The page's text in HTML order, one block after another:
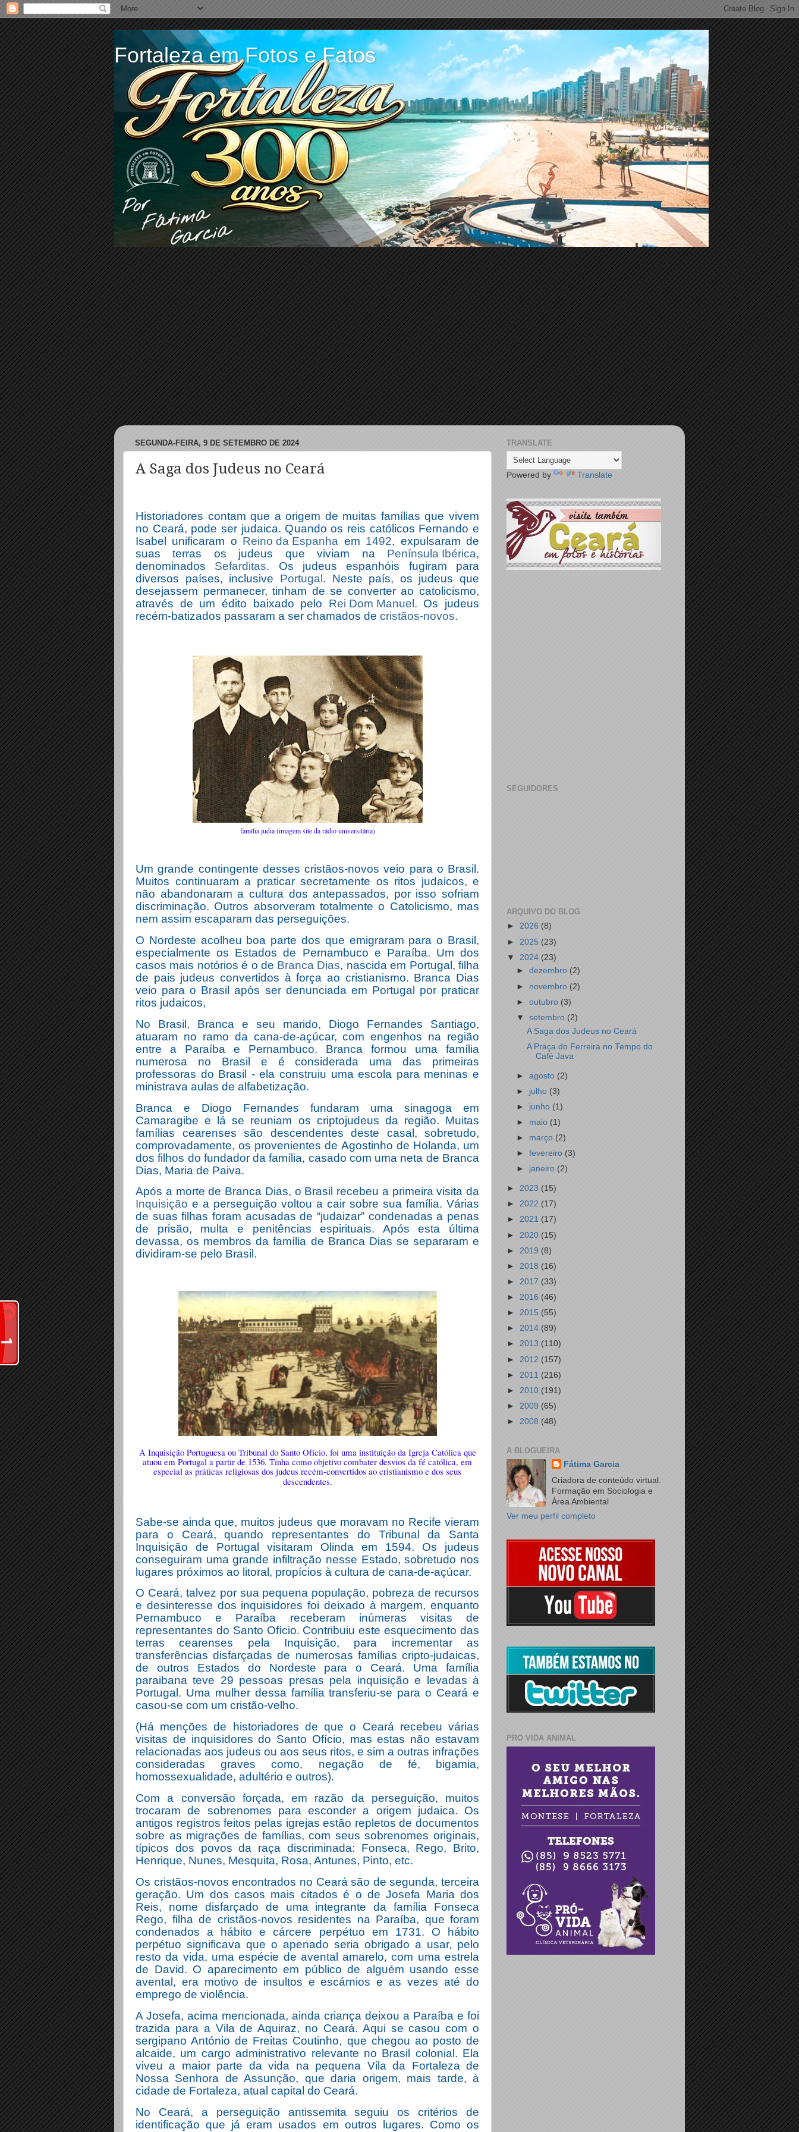
Fortaleza em Fotos e Fatos
SEGUNDA-FEIRA, 9 DE SETEMBRO DE 2024
A Saga dos Judeus no Ceará
Historiadores contam que a origem de muitas famílias que vivem
no Ceará, pode ser judaica. Quando os reis católicos Fernando e
Isabel unificaram o Reino da Espanha em 1492, expulsaram de
suas terras os judeus que viviam na Península Ibérica,
denominados Sefarditas. Os judeus espanhóis fugiram para
diversos países, inclusive Portugal . Neste país, os judeus que
desejassem permanecer, tinham de se converter ao catolicismo,
através de um édito baixado pelo Rei Dom Manuel . Os judeus
recém-batizados passaram a ser chamados de cristãos-novos.
família judia (imagem site da rádio universitária)
Um grande contingente desses cristãos-novos veio para o Brasil.
Muitos continuaram a praticar secretamente os ritos judaicos, e
não abandonaram a cultura dos antepassados, por isso sofriam
discriminação. Outros absorveram totalmente o Catolicismo, mas
nem assim escaparam das perseguições.
O Nordeste acolheu boa parte dos que emigraram para o Brasil,
especialmente os Estados de Pernambuco e Paraíba. Um dos
casos mais notórios é o de Branca Dias, nascida em Portugal, filha
de pais judeus convertidos à força ao cristianismo. Branca Dias
veio para o Brasil após ser denunciada em Portugal por praticar
ritos judaicos,
No Brasil, Branca e seu marido, Diogo Fernandes Santiago,
atuaram no ramo da cana-de-açúcar, com engenhos na região
entre a Paraíba e Pernambuco. Branca formou uma família
numerosa no Brasil e é considerada uma das primeiras
professoras do Brasil - ela construiu uma escola para meninas e
ministrava aulas de alfabetização.
Branca e Diogo Fernandes fundaram uma sinagoga em
Camaragibe e lá se reuniam os criptojudeus da região. Muitas
famílias cearenses são descendentes deste casal, sobretudo,
comprovadamente, os provenientes de Agostinho de Holanda, um
dos filhos do fundador da família, casado com uma neta de Branca
Dias, Maria de Paiva.
Após a morte de Branca Dias, o Brasil recebeu a primeira visita da
Inquisição e a perseguição voltou a cair sobre sua família. Várias
de suas filhas foram acusadas de “judaizar” condenadas a penas
de prisão, multa e penitências espirituais. Após esta última
devassa, os membros da família de Branca Dias se separaram e
dividiram-se pelo Brasil.
A Inquisição Portuguesa ou Tribunal do Santo Ofício, foi uma instituição da Igreja Católica que
atuou em Portugal a partir de 1536. Tinha como objetivo combater desvios da fé católica, em
especial as práticas religiosas dos judeus recém-convertidos ao cristianismo e dos seus
descendentes.
Sabe-se ainda que, muitos judeus que moravam no Recife vieram
para o Ceará, quando representantes do Tribunal da Santa
Inquisição de Portugal visitaram Olinda em 1594. Os judeus
conseguiram uma grande infiltração nesse Estado, sobretudo nos
lugares próximos ao litoral, propícios à cultura de cana-de-açúcar.
O Ceará, talvez por sua pequena população, pobreza de recursos
e desinteresse dos inquisidores foi deixado à margem, enquanto
Pernambuco e Paraíba receberam inúmeras visitas de
representantes do Santo Ofício. Contribuiu este esquecimento das
terras cearenses pela Inquisição, para incrementar as
transferências disfarçadas de numerosas famílias cripto-judaicas,
de outros Estados do Nordeste para o Ceará. Uma família
paraibana teve 29 pessoas presas pela inquisição e levadas à
Portugal. Uma mulher dessa família transferiu-se para o Ceará e
casou-se com um cristão-velho.
(Há menções de historiadores de que o Ceará recebeu várias
visitas de inquisidores do Santo Ofício, mas estas não estavam
relacionadas aos judeus ou aos seus ritos, e sim a outras infrações
consideradas graves como, negação de fé, bigamia,
homossexualidade, adultério e outros).
Com a conversão forçada, em razão da perseguição, muitos
trocaram de sobrenomes para esconder a origem judaica. Os
antigos registros feitos pelas igrejas estão repletos de documentos
sobre as migrações de famílias, com seus sobrenomes originais,
típicos dos povos da raça discriminada: Fonseca, Rego, Brito,
Henrique, Nunes, Mesquita, Rosa, Antunes, Pinto, etc.
Os cristãos-novos encontrados no Ceará são de segunda, terceira
geração. Um dos casos mais citados é o de Josefa Maria dos
Reis, nome disfarçado de uma integrante da família Fonseca
Rego, filha de cristãos-novos residentes na Paraíba, que foram
condenados a hábito e cárcere perpétuo em 1731. O hábito
perpétuo significava que o apenado seria obrigado a usar, pelo
resto da vida, uma espécie de avental amarelo, com uma estrela
de David. O aparecimento em público de alguém usando esse
avental, era motivo de insultos e escárnios e as vezes até do
emprego de violência.
A Josefa, acima mencionada, ainda criança deixou a Paraíba e foi
trazida para a Vila de Aquiraz, no Ceará. Aqui se casou com o
sergipano António de Freitas Coutinho, que chegou ao posto de
alcaide, um cargo administrativo relevante no Brasil colonial. Ela
viveu a maior parte da vida na pequena Vila da Fortaleza de
Nossa Senhora de Assunção, que daria origem, mais tarde, à
cidade de Fortaleza, atual capital do Ceará.
No Ceará, a perseguição antissemita seguiu os critérios de
identificação que já eram usados em outros lugares. Como os
TRANSLATE
Powered by Translate
SEGUIDORES
ARQUIVO DO BLOG
► 2026 (8)
► 2025 (23)
▼ 2024 (23)
►dezembro (2)
► novembro (2)
►outubro (3)
▼setembro (2)
A Saga dos Judeus no Ceará
A Praça do Ferreira no Tempo do
Café Java
►agosto (2)
► julho(3)
► junho (1)
► maio (1)
► março(2)
►fevereiro (3)
► janeiro (2)
► 2023 (15)
► 2022 (17)
► 2021 (17)
► 2020 (15)
► 2019 (8)
► 2018 (16)
► 2017 (33)
► 2016 (46)
► 2015 (55)
► 2014 (89)
► 2013 (110)
► 2012 (157)
► 2011 (216)
► 2010 (191)
► 2009 (65)
► 2008 (48)
A BLOGUEIRA
Fátima Garcia
Criadora de conteúdo virtual.
Formação em Sociologia e
Área Ambiental
Ver meu perfil completo
PRO VIDA ANIMAL